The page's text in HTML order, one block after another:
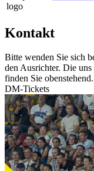
Kontakt
Bitte wenden Sie sich
den Ausrichter. Die
finden Sie obenstehend.
DM-Tickets